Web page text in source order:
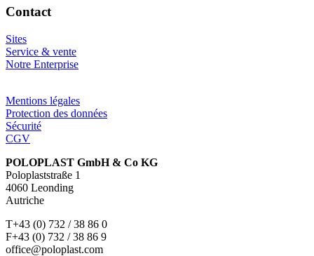
Contact
Sites
Service & vente
Notre Enterprise
Mentions légales
Protection des données
Sécurité
CGV
POLOPLAST GmbH & Co KG
Poloplaststraße 1
4060 Leonding
Autriche
T+43 (0) 732 / 38 86 0
F+43 (0) 732 / 38 86 9
office@poloplast.com